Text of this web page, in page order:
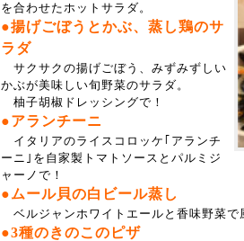
を合わせたホットサラダ。
●揚げごぼうとかぶ、蒸し鶏のサ
ラダ
サクサクの揚げごぼう、みずみずしい
かぶが美味しい旬野菜のサラダ。
柚子胡椒ドレッシングで！
●アランチーニ
イタリアのライスコロッケ｢アランチ
ーニ｣を自家製トマトソースとパルミジ
ャーノで！
●ムール貝の白ビール蒸し
ベルジャンホワイトエールと香味野菜で
●3種のきのこのピザ